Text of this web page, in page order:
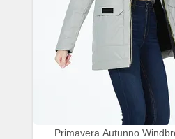
Primavera Autunno